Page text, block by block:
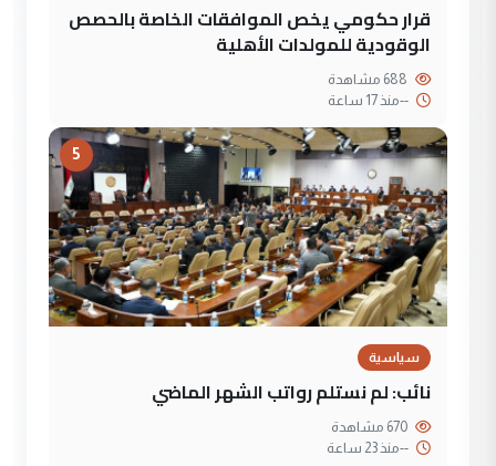
قرار حكومي يخص الموافقات الخاصة بالحصص
الوقودية للمولدات الأهلية
--منذ 17 ساعة
5
سياسية
نائب: لم نستلم رواتب الشهر الماضي
--منذ 23 ساعة